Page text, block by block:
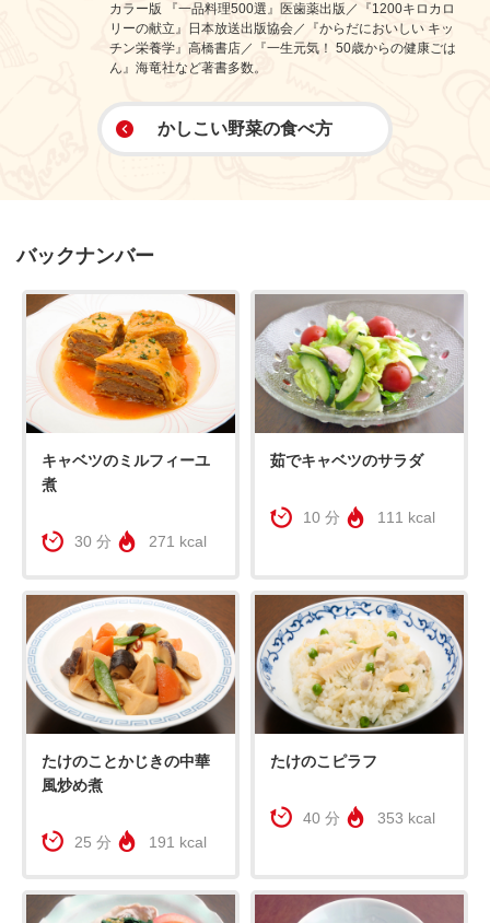
カラー版 『一品料理500選』医歯薬出版／『1200キロカロ
リーの献立』日本放送出版協会／『からだにおいしい キッ
チン栄養学』高橋書店／『一生元気！ 50歳からの健康ごは
ん』海竜社など著書多数。
かしこい野菜の食べ方
バックナンバー
キャベツのミルフィーユ
煮
30 分 271 kcal
茹でキャベツのサラダ
10 分 111 kcal
たけのことかじきの中華
風炒め煮
25 分 191 kcal
たけのこピラフ
40 分 353 kcal